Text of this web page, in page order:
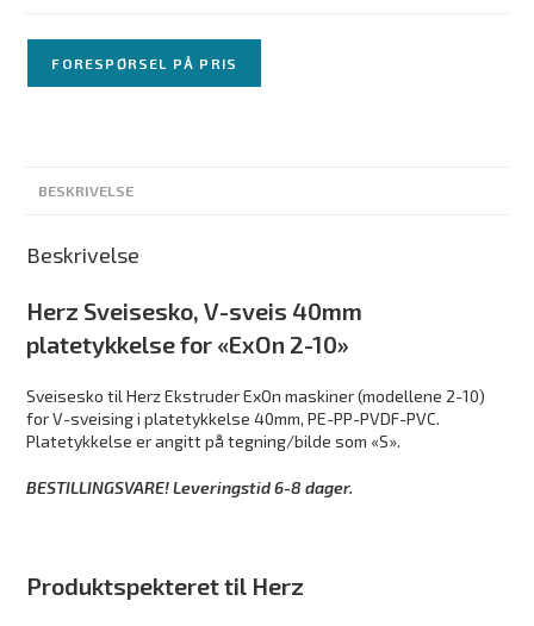
FORESPØRSEL PÅ PRIS
BESKRIVELSE
Beskrivelse
Herz Sveisesko, V-sveis 40mm
platetykkelse for «ExOn 2-10»
Sveisesko til Herz Ekstruder ExOn maskiner (modellene 2-10)
for V-sveising i platetykkelse 40mm, PE-PP-PVDF-PVC.
Platetykkelse er angitt på tegning/bilde som «S».
BESTILLINGSVARE! Leveringstid 6-8 dager.
Produktspekteret til Herz